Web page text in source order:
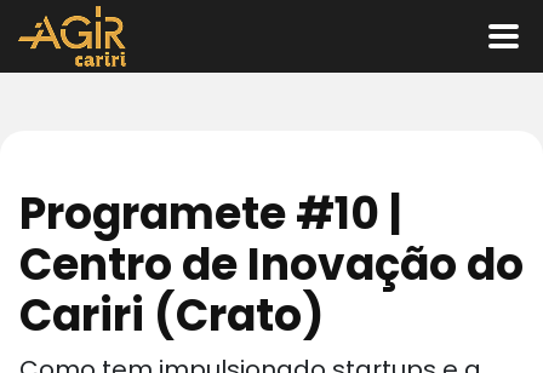
Programete #10 |
Centro de Inovação do
Cariri (Crato)